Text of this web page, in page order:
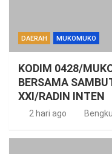
DAERAH MUKOMUKO
KODIM 0428/
BERSAMA
XXI/RADIN INTEN
2 hari ago